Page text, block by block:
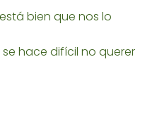
bien que nos lo
hace difícil no querer